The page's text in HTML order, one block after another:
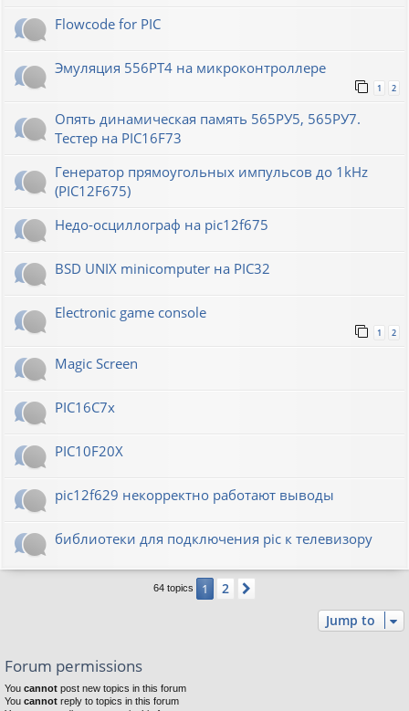
Flowcode for PIC
Эмуляция 556РТ4 на микроконтроллере
1 2
Опять динамическая память 565РУ5, 565РУ7.
Тестер на PIC16F73
Генератор прямоугольных импульсов до 1kHz
(PIC12F675)
Недо-осциллограф на pic12f675
BSD UNIX minicomputer на PIC32
Electronic game console
1 2
Magic Screen
PIC16C7x
PIC10F20Х
pic12f629 некорректно работают выводы
библиотеки для подключения pic к телевизору
64 topics 1 2
Jump to
Forum permissions
You cannot post new topics in this forum
You cannot reply to topics in this forum